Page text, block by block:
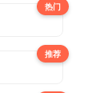
热门
推荐